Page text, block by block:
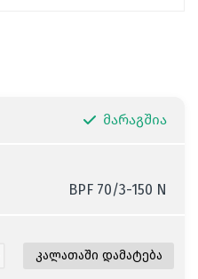
მარაგშია
BPF 70/3-150 N